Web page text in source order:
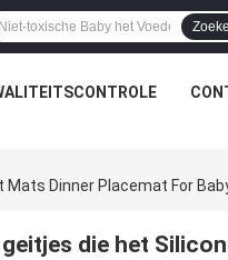
Dinner Placemat For
die het